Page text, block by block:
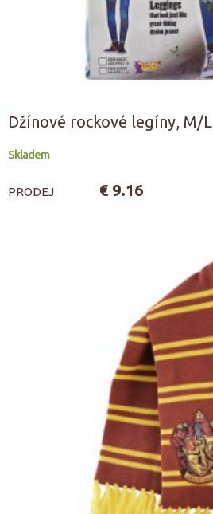
Džínové rockové legíny, M/L
Skladem
PRODEJ € 9.16